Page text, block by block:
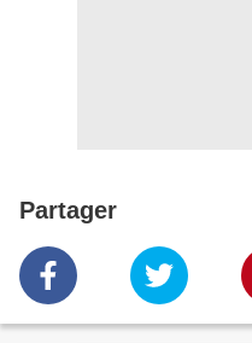
Partager